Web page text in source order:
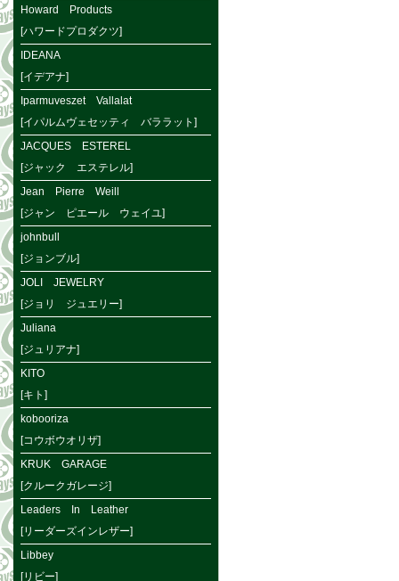
Howard Products
[ハワードプロダクツ]
IDEANA
[イデアナ]
Iparmuveszet Vallalat
[イパルムヴェセッティ バララット]
JACQUES ESTEREL
[ジャック エステレル]
Jean Pierre Weill
[ジャン ピエール ウェイユ]
johnbull
[ジョンブル]
JOLI JEWELRY
[ジョリ ジュエリー]
Juliana
[ジュリアナ]
KITO
[キト]
kobooriza
[コウボウオリザ]
KRUK GARAGE
[クルークガレージ]
Leaders In Leather
[リーダーズインレザー]
Libbey
[リビー]